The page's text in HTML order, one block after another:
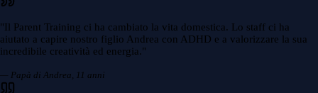
"Il Parent Training ci ha cambiato la vita domestica. Lo staff ci ha
aiutato a capire nostro figlio Andrea con ADHD e a valorizzare la sua
incredibile creatività ed energia."
— Papà di Andrea, 11 anni